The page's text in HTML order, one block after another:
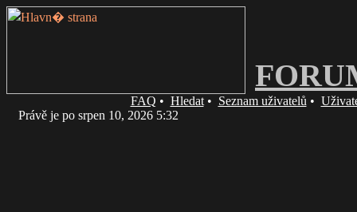
FAQ • Hledat• Seznam uživatelů •
Právě je po srpen 10, 2026 5:32